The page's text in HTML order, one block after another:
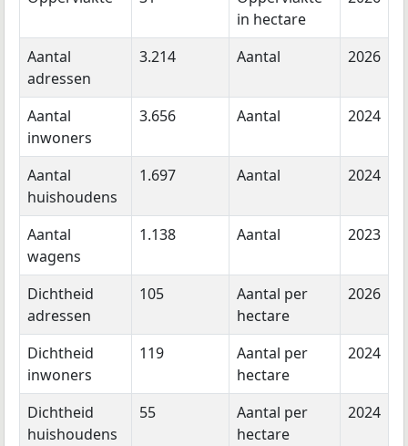
in hectare
Aantal
adressen
3.214 Aantal 2026
Aantal
inwoners
3.656 Aantal 2024
Aantal
huishoudens
1.697 Aantal 2024
Aantal
wagens
1.138 Aantal 2023
Dichtheid
adressen
105
Aantal per
hectare
2026
Dichtheid
inwoners
119
Aantal per
hectare
2024
Dichtheid
huishoudens
55
Aantal per
hectare
2024